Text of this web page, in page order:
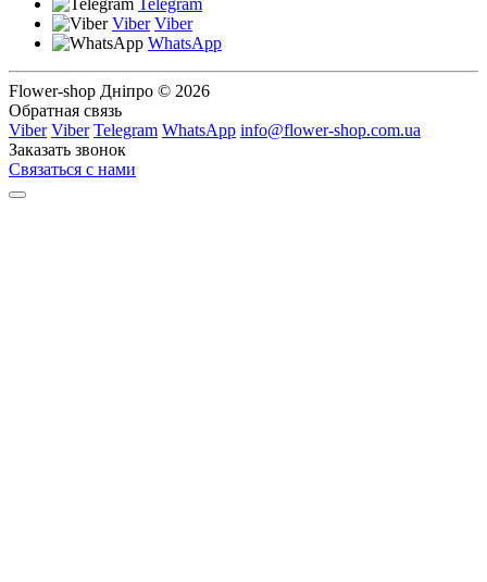
Viber Viber
WhatsApp
Flower-shop Дніпро © 2026
Обратная связь
Viber Viber Telegram WhatsApp info@flower-shop.com.ua
Заказать звонок
Связаться с нами